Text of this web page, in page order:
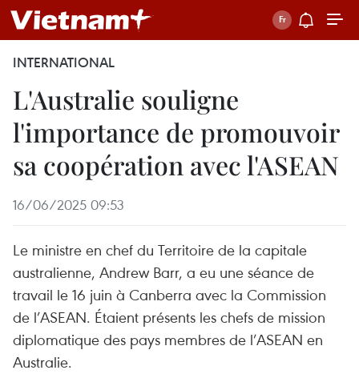
INTERNATIONAL
L'Australie souligne
l'importance de promouvoir
sa coopération avec l'ASEAN
16/06/2025 09:53
Le ministre en chef du Territoire de la capitale
australienne, Andrew Barr, a eu une séance de
travail le 16 juin à Canberra avec la Commission
de l’ASEAN. Étaient présents les chefs de mission
diplomatique des pays membres de l’ASEAN en
Australie.